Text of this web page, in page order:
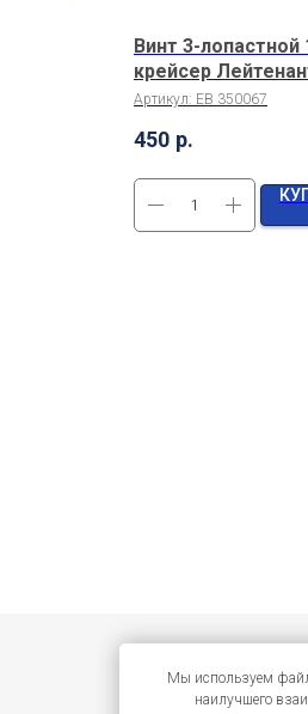
Мы используем
наилучшего
Винт 3-
крейсер
Капитан Сакен 1/
Артикул: EB 350067
450 р.